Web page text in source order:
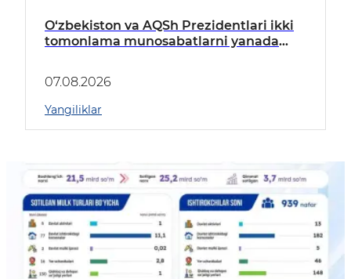
O‘zbekiston va AQSh Prezidentlari ikki
tomonlama munosabatlarni yanada
07.08.2026
Yangiliklar